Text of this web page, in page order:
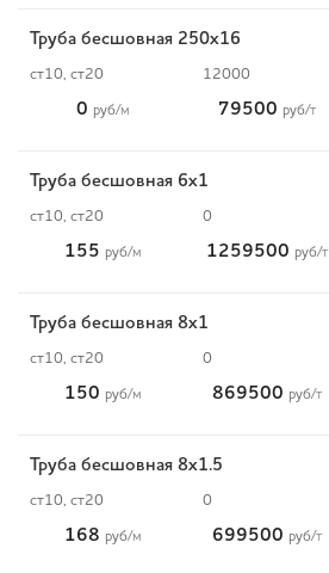
Труба бесшовная 250х16
ст10, ст20 12000
0 руб/м 79500 руб/т
Труба бесшовная 6х1
ст10, ст20 0
155 руб/м 1259500 руб/т
Труба бесшовная 8х1
ст10, ст20 0
150 руб/м 869500 руб/т
Труба бесшовная 8х1.5
ст10, ст20 0
168 руб/м 699500 руб/т